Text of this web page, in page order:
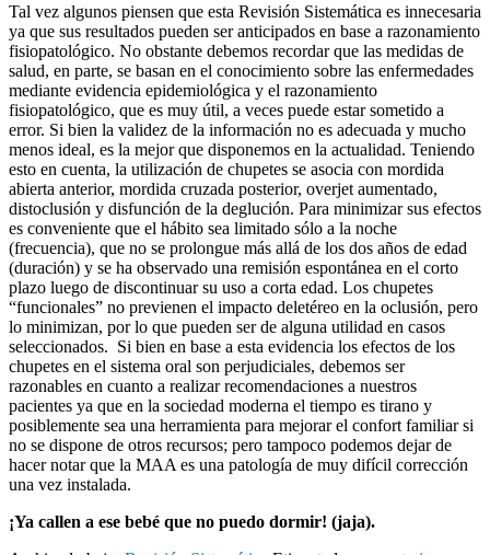
Tal vez algunos piensen que esta Revisión Sistemática es innecesaria
ya que sus resultados pueden ser anticipados en base a razonamiento
fisiopatológico. No obstante debemos recordar que las medidas de
salud, en parte, se basan en el conocimiento sobre las enfermedades
mediante evidencia epidemiológica y el razonamiento
fisiopatológico, que es muy útil, a veces puede estar sometido a
error. Si bien la validez de la información no es adecuada y mucho
menos ideal, es la mejor que disponemos en la actualidad. Teniendo
esto en cuenta, la utilización de chupetes se asocia con mordida
abierta anterior, mordida cruzada posterior, overjet aumentado,
distoclusión y disfunción de la deglución. Para minimizar sus efectos
es conveniente que el hábito sea limitado sólo a la noche
(frecuencia), que no se prolongue más allá de los dos años de edad
(duración) y se ha observado una remisión espontánea en el corto
plazo luego de discontinuar su uso a corta edad. Los chupetes
“funcionales” no previenen el impacto deletéreo en la oclusión, pero
lo minimizan, por lo que pueden ser de alguna utilidad en casos
seleccionados. Si bien en base a esta evidencia los efectos de los
chupetes en el sistema oral son perjudiciales, debemos ser
razonables en cuanto a realizar recomendaciones a nuestros
pacientes ya que en la sociedad moderna el tiempo es tirano y
posiblemente sea una herramienta para mejorar el confort familiar si
no se dispone de otros recursos; pero tampoco podemos dejar de
hacer notar que la MAA es una patología de muy difícil corrección
una vez instalada.
¡Ya callen a ese bebé que no puedo dormir! (jaja).